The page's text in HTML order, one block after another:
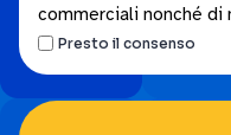
FME
commerciali nonché di
Presto il consenso